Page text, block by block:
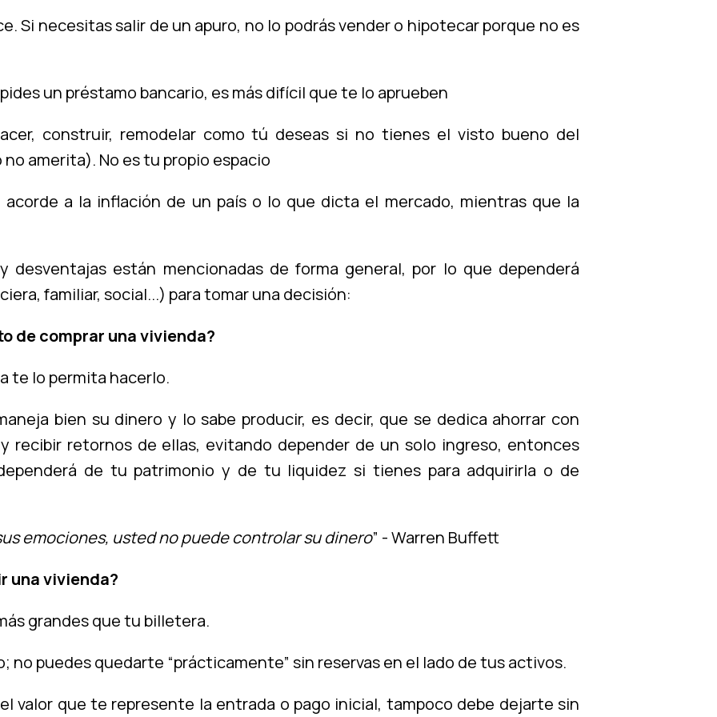
Si necesitas salir de un apuro, no lo podrás vender o hipotecar porque no es
un préstamo bancario, es más difícil que te lo aprueben
construir, remodelar como tú deseas si no tienes el visto bueno del
amerita). No es tu propio espacio
a la inflación de un país o lo que dicta el mercado, mientras que la
desventajas están mencionadas de forma general, por lo que dependerá
familiar, social...) para tomar una decisión:
de comprar una vivienda?
te lo permita hacerlo.
bien su dinero y lo sabe producir, es decir, que se dedica ahorrar con
recibir retornos de ellas, evitando depender de un solo ingreso, entonces
de tu patrimonio y de tu liquidez si tienes para adquirirla o de
emociones, usted no puede controlar su dinero” - Warren Buffett
una vivienda?
grandes que tu billetera.
no puedes quedarte “prácticamente” sin reservas en el lado de tus activos.
valor que te represente la entrada o pago inicial, tampoco debe dejarte sin